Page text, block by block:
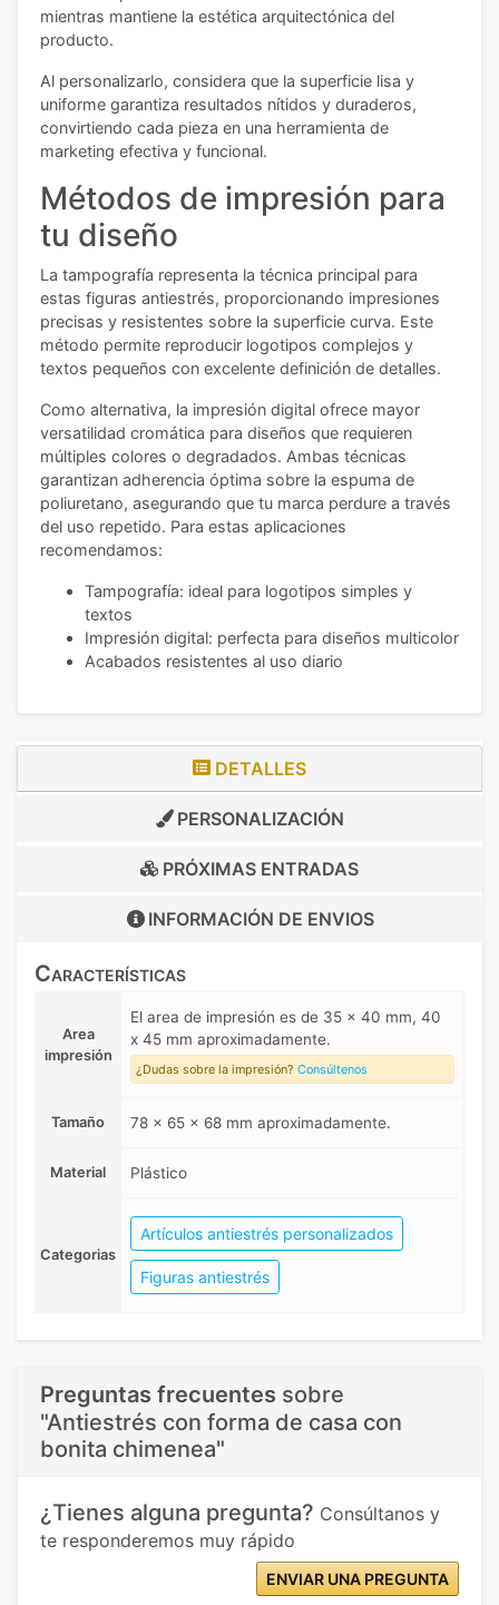
mientras mantiene la estética arquitectónica del
producto.
Al personalizarlo, considera que la superficie lisa y
uniforme garantiza resultados nítidos y duraderos,
convirtiendo cada pieza en una herramienta de
marketing efectiva y funcional.
Métodos de impresión para
tu diseño
La tampografía representa la técnica principal para
estas figuras antiestrés, proporcionando impresiones
precisas y resistentes sobre la superficie curva. Este
método permite reproducir logotipos complejos y
textos pequeños con excelente definición de detalles.
Como alternativa, la impresión digital ofrece mayor
versatilidad cromática para diseños que requieren
múltiples colores o degradados. Ambas técnicas
garantizan adherencia óptima sobre la espuma de
poliuretano, asegurando que tu marca perdure a través
del uso repetido. Para estas aplicaciones
recomendamos:
Tampografía: ideal para logotipos simples y
textos
Impresión digital: perfecta para diseños multicolor
Acabados resistentes al uso diario
DETALLES
PERSONALIZACIÓN
PRÓXIMAS ENTRADAS
INFORMACIÓN DE ENVIOS
Características
Area
impresión
El area de impresión es de 35 x 40 mm, 40
x 45 mm aproximadamente.
¿Dudas sobre la impresión? Consúltenos
Tamaño 78 x 65 x 68 mm aproximadamente.
Material Plástico
Categorias
Artículos antiestrés personalizados
Figuras antiestrés
Preguntas frecuentes sobre
"Antiestrés con forma de casa con
bonita chimenea"
¿Tienes alguna pregunta? Consúltanos y
te responderemos muy rápido
ENVIAR UNA PREGUNTA